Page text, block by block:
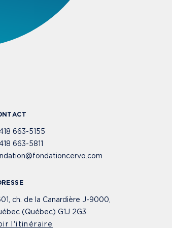
663-5155
663-5811
ch. de la Canardière J-9000,
(Québec) G1J 2G3
l'itinéraire